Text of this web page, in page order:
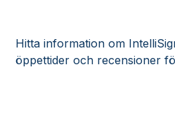
Hitta information om
öppettider och recensioner